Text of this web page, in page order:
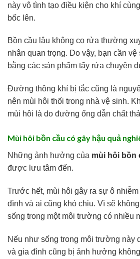
này vô tình tạo điều kiện cho khí
bốc lên.
Bồn cầu lâu không cọ rửa thường
nhân quan trọng. Do vậy, bạn cần
bằng các sản phẩm tẩy rửa chuyên
Đường thông khí bị tắc cũng là
nên mùi hôi thối trong nhà vệ sinh.
mùi hôi là do đường ống dẫn chất
Mùi hôi bồn cầu có gây hậu quả
Những ảnh hưởng của mùi hôi bồn
được lưu tâm đến.
Trước hết, mùi hôi gây ra sự ô
đình và ai cũng khó chịu. Vì sẽ
sống trong một môi trường có nhiều
Nếu như sống trong môi trường này
và gia đình cũng bị ảnh hưởng